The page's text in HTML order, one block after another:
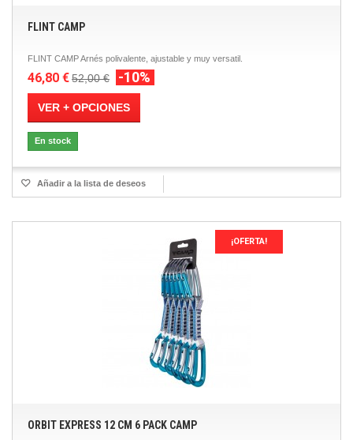
FLINT CAMP
FLINT CAMP Arnés polivalente, ajustable y muy versatil.
46,80 €52,00 € -10%
VER + OPCIONES
En stock
Añadir a la lista de deseos
¡OFERTA!
ORBIT EXPRESS 12 CM 6 PACK CAMP